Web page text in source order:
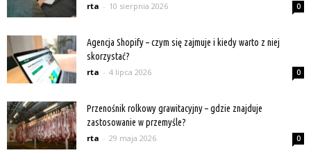
rta - 10 sierpnia 2026 0
Agencja Shopify – czym się zajmuje i kiedy warto z niej
skorzystać?
rta - 4 lipca 2026 0
Przenośnik rolkowy grawitacyjny – gdzie znajduje
zastosowanie w przemyśle?
rta - 29 maja 2026 0